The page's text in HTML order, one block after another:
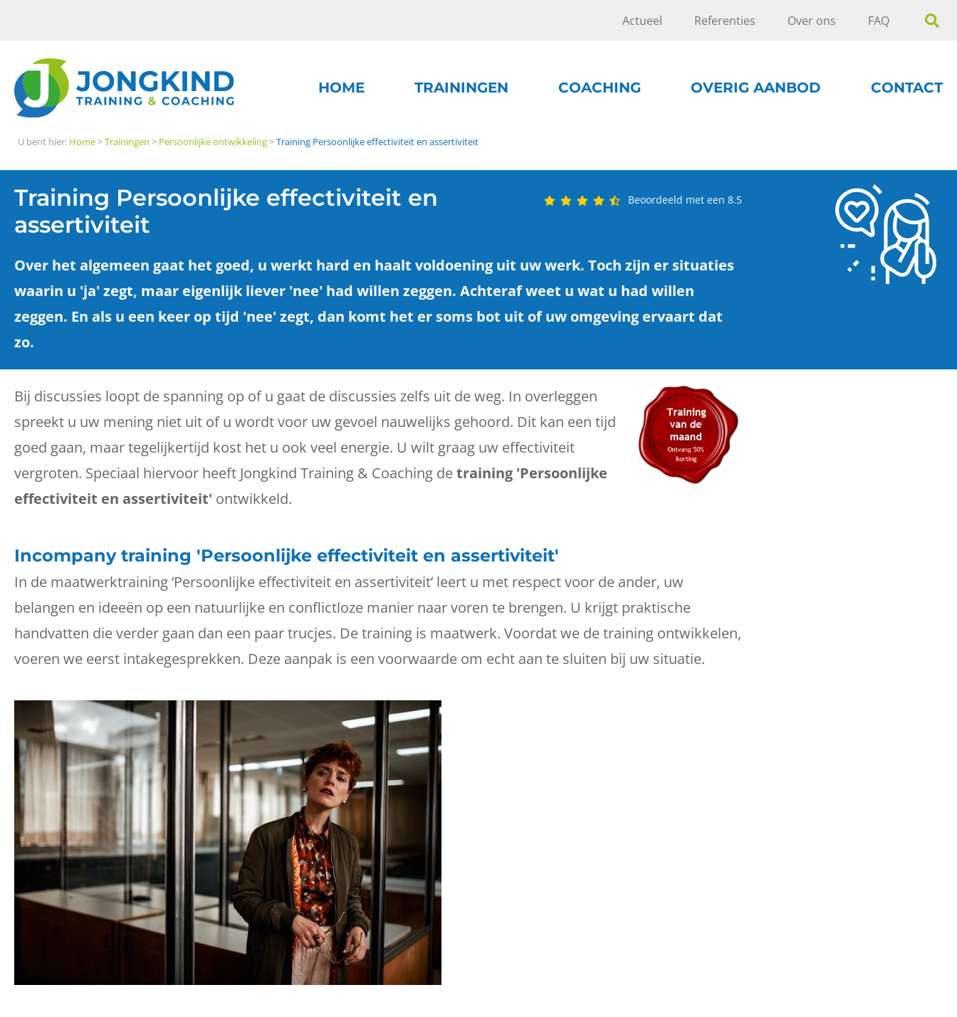
HOME TRAININGEN COACHING OVERIG AANBOD CONTACT
Actueel Referenties Over ons FAQ
U bent hier: Home>Trainingen > Persoonlijke ontwikkeling>Training Persoonlijke effectiviteit en assertiviteit
Training Persoonlijke effectiviteit en
assertiviteit
Beoordeeld met een 8.5
Over het algemeen gaat het goed, u werkt hard en haalt voldoening uit uw werk. Toch zijn er situaties
waarin u 'ja' zegt, maar eigenlijk liever 'nee' had willen zeggen. Achteraf weet u wat u had willen
zeggen. En als u een keer op tijd 'nee' zegt, dan komt het er soms bot uit of uw omgeving ervaart dat
zo.
Bij discussies loopt de spanning op of u gaat de discussies zelfs uit de weg. In overleggen
spreekt u uw mening niet uit of u wordt voor uw gevoel nauwelijks gehoord. Dit kan een tijd
goed gaan, maar tegelijkertijd kost het u ook veel energie. U wilt graag uw effectiviteit
vergroten. Speciaal hiervoor heeft Jongkind Training & Coaching detraining 'Persoonlijke
effectiviteit en assertiviteit' ontwikkeld.
Incompany training 'Persoonlijke effectiviteit en assertiviteit'
In de maatwerktraining ‘Persoonlijke effectiviteit en assertiviteit’ leert u met respect voor de ander, uw
belangen en ideeën op een natuurlijke en conflictloze manier naar voren te brengen. U krijgt praktische
handvatten die verder gaan dan een paar trucjes. De training is maatwerk. Voordat we de training ontwikkelen,
voeren we eerst intakegesprekken. Deze aanpak is een voorwaarde om echt aan te sluiten bij uw situatie.